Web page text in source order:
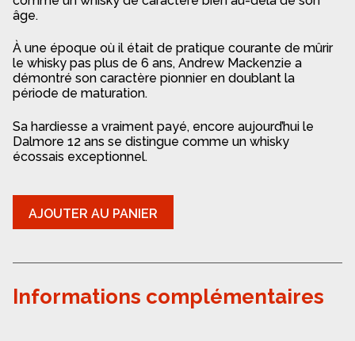
âge.
À une époque où il était de pratique courante de mûrir
le whisky pas plus de 6 ans, Andrew Mackenzie a
démontré son caractère pionnier en doublant la
période de maturation.
Sa hardiesse a vraiment payé, encore aujourd’hui le
Dalmore 12 ans se distingue comme un whisky
écossais exceptionnel.
Whisky
Dalmore
ans
Ecosse
AJOUTER AU PANIER
Informations complémentaires